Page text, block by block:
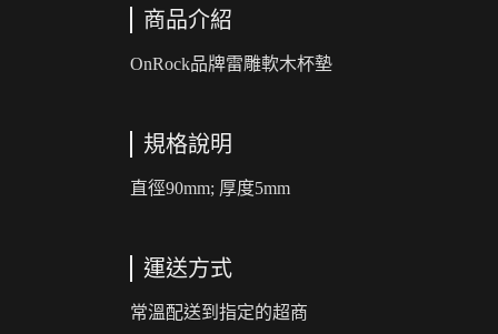
商品介紹
OnRock品牌雷雕軟木杯墊
規格說明
直徑90mm; 厚度5mm
運送方式
常溫配送到指定的超商